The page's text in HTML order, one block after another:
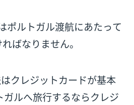
ポルトガル渡航にあたって
ばなりません。
クレジットカードが基本
ガルへ旅行するならクレジ